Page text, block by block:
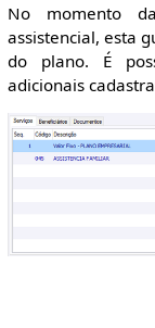
No momento
assistencial, esta
do plano. É
adicionais